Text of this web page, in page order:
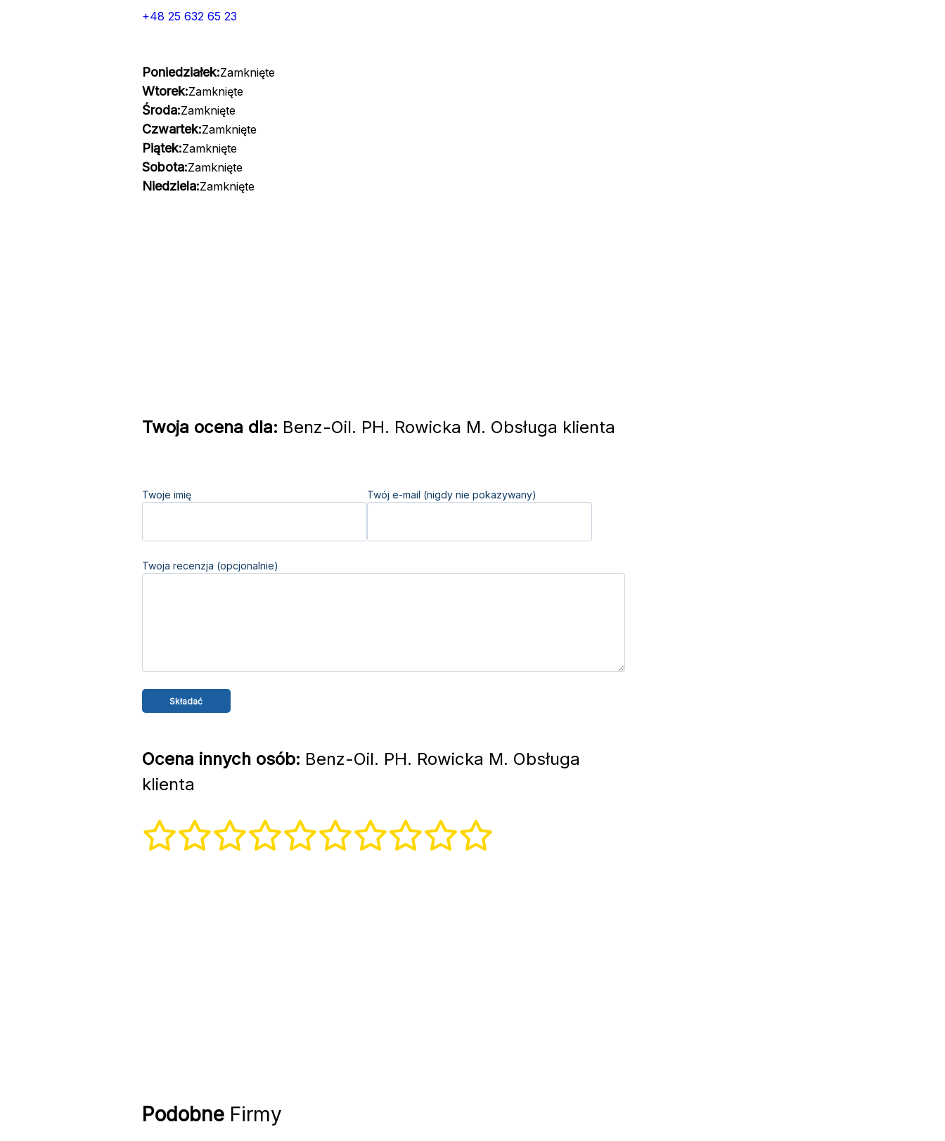
+48 25 632 65 23
Poniedziałek:Zamknięte
Wtorek:Zamknięte
Środa:Zamknięte
Czwartek:Zamknięte
Piątek:Zamknięte
Sobota:Zamknięte
Niedziela:Zamknięte
Twoja ocena dla: Benz-Oil. PH. Rowicka M. Obsługa klienta
Twoje imię Twój e-mail (nigdy nie pokazywany)
Twoja recenzja (opcjonalnie)
Ocena innych osób: Benz-Oil. PH. Rowicka M. Obsługa
klienta
PodobneFirmy